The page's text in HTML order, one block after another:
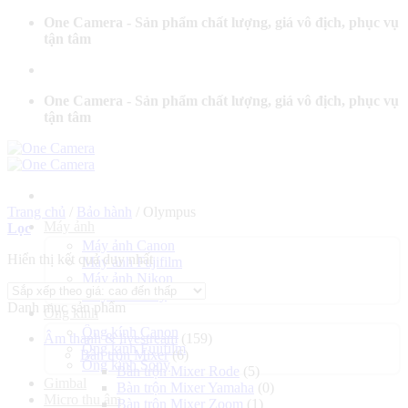
dung
One Camera - Sản phẩm chất lượng, giá vô địch, phục vụ
tận tâm
One Camera - Sản phẩm chất lượng, giá vô địch, phục vụ
tận tâm
Máy ảnh Canon
Máy ảnh Fujifilm
Máy ảnh Nikon
Máy ảnh Sony
Ống kính
Ống kính Canon
Ống kính Fujifilm
Ống kính Sony
Micro thu âm
Trang chủ Bảo hành
Olympus
Lọc
Hiển thị kết quả duy nhất
Danh mục sản phẩm
Âm thanh & livestream (159)
Bàn trộn Mixer (6)
Bàn trộn Mixer Rode (5)
Bàn trộn Mixer Yamaha (0)
Bàn trộn Mixer Zoom (1)